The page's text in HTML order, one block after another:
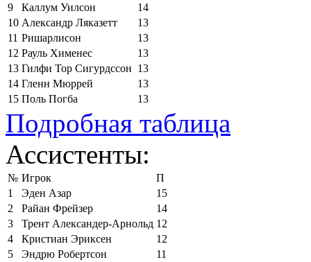
9
Каллум Уилсон
14
10 Александр Ляказетт
13
11 Ришарлисон
13
12 Рауль Хименес
13
13 Гилфи Тор Сигурдссон 13
14 Гленн Мюррей
13
15 Поль Погба 13
Подробная таблица
Ассистенты:
№ Игрок
П
1
Эден Азар
15
2
Райан Фрейзер
14
3
Трент Александер-Арнольд 12
4
Кристиан Эриксен
12
5
Эндрю Робертсон
11